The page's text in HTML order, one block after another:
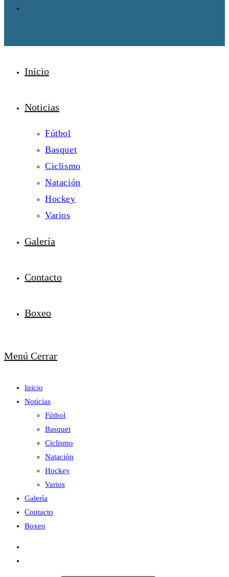
Inicio
Noticias
Fútbol
Basquet
Ciclismo
Natación
Hockey
Varios
Galería
Contacto
Boxeo
Menú Cerrar
Inicio
Noticias
Fútbol
Basquet
Ciclismo
Natación
Hockey
Varios
Galería
Contacto
Boxeo